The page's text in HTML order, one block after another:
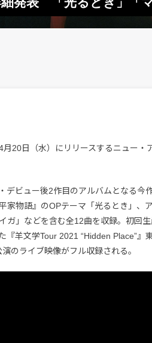
月20日（水）にリリースするニュー・
デビュー後2作目のアルバムとなる今
家物語』のOPテーマ「光るとき」、
ガ」などを含む全12曲を収録。初回
『羊文学Tour 2021 “Hidden Place”』
のライブ映像がフル収録される。